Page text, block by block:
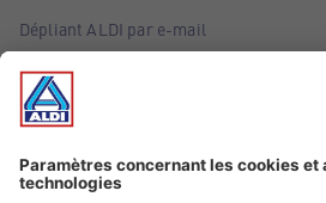
Dépliant ALDI par e-mail
Offres
Infos essentielles